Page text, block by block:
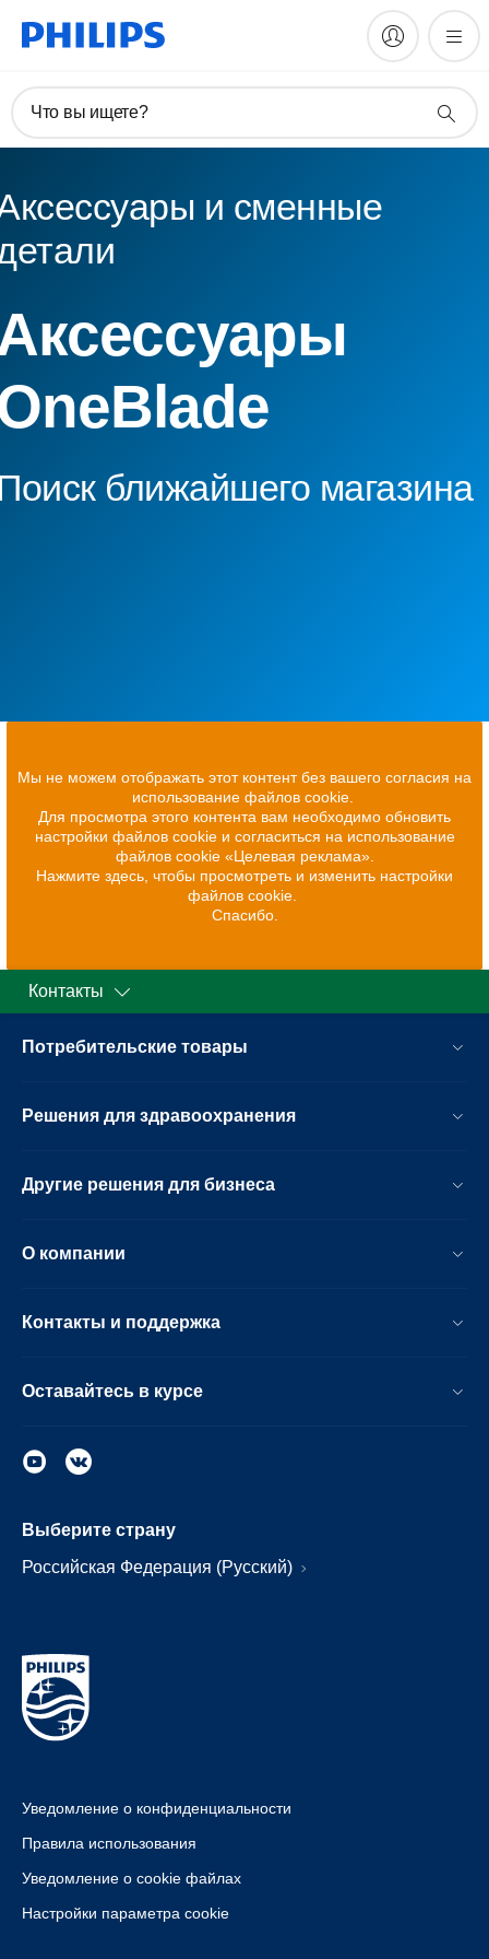
Что вы ищете?
и сменные
ближайшего магазина
Мы не можем отображать этот контент без вашего согласия на
использование файлов cookie.
Для просмотра этого контента вам необходимо обновить
настройки файлов cookie и согласиться на использование
файлов cookie «Целевая реклама».
Нажмите здесь, чтобы просмотреть и изменить настройки
файлов cookie.
Спасибо.
Контакты
Потребительские товары
Решения для здравоохранения
Другие решения для бизнеса
О компании
Контакты и поддержка
Оставайтесь в курсе
Выберите страну
Российская Федерация (Русский)
Уведомление о конфиденциальности
Правила использования
Уведомление о cookie файлах
Настройки параметра cookie